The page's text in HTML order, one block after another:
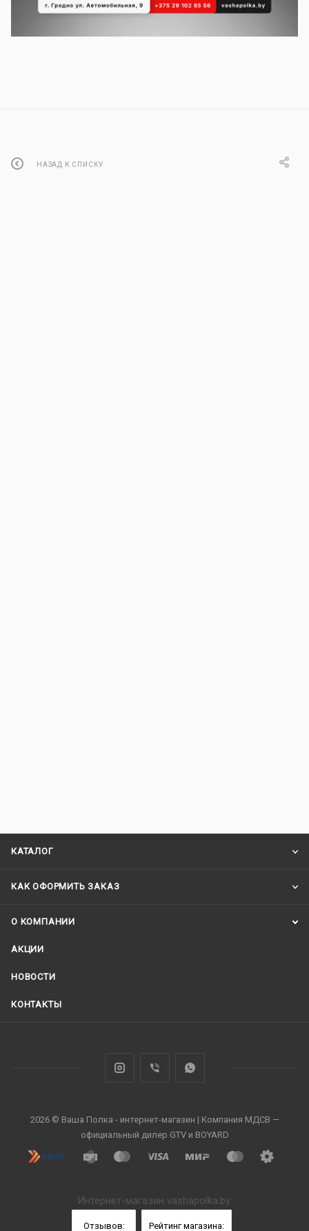
НАЗАД К СПИСКУ
КАТАЛОГ
КАК ОФОРМИТЬ ЗАКАЗ
О КОМПАНИИ
АКЦИИ
НОВОСТИ
КОНТАКТЫ
2026 © Ваша Полка - интернет-магазин | Компания МДСВ —
официальный дилер GTV и BOYARD
Интернет-магазин vashapolka.by:
Отзывов: Рейтинг магазина: